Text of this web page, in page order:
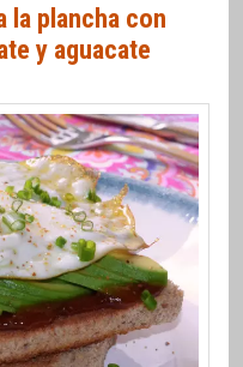
la plancha con
y aguacate